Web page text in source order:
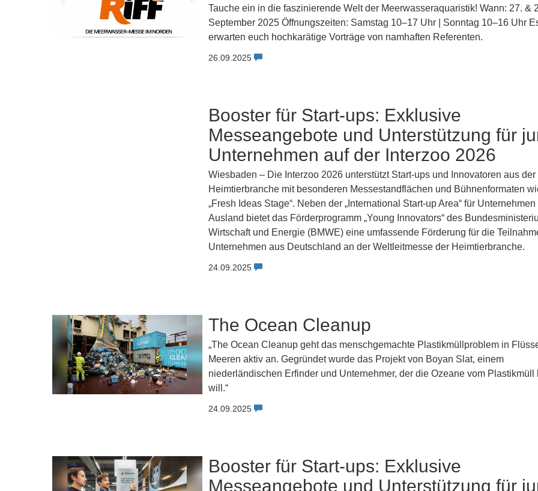
Tauche ein in die faszinierende Welt der Meerwasseraquaristik! Wann: 27. &
September 2025 Öffnungszeiten: Samstag 10–17 Uhr | Sonntag 10–16 Uhr
erwarten euch hochkarätige Vorträge von namhaften Referenten.
26.09.2025
Booster für Start-ups: Exklusive
Messeangebote und Unterstützung für
Unternehmen auf der Interzoo 2026
Wiesbaden – Die Interzoo 2026 unterstützt Start-ups und Innovatoren aus der
Heimtierbranche mit besonderen Messestandflächen und Bühnenformaten
„Fresh Ideas Stage“. Neben der „International Start-up Area“ für
Ausland bietet das Förderprogramm „Young Innovators“ des
Wirtschaft und Energie (BMWE) eine umfassende Förderung für die
Unternehmen aus Deutschland an der Weltleitmesse der Heimtierbranche.
24.09.2025
The Ocean Cleanup
„The Ocean Cleanup geht das menschgemachte Plastikmüllproblem in
Meeren aktiv an. Gegründet wurde das Projekt von Boyan Slat, einem
niederländischen Erfinder und Unternehmer, der die Ozeane vom Plastikmüll
will.“
24.09.2025
Booster für Start-ups: Exklusive
Messeangebote und Unterstützung für